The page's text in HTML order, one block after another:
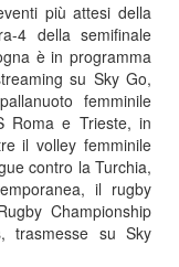
più attesi della
4 della semifinale
è in programma
su Sky Go,
femminile
Roma e Trieste, in
il volley femminile
contro la Turchia,
il rugby
Championship
trasmesse su Sky